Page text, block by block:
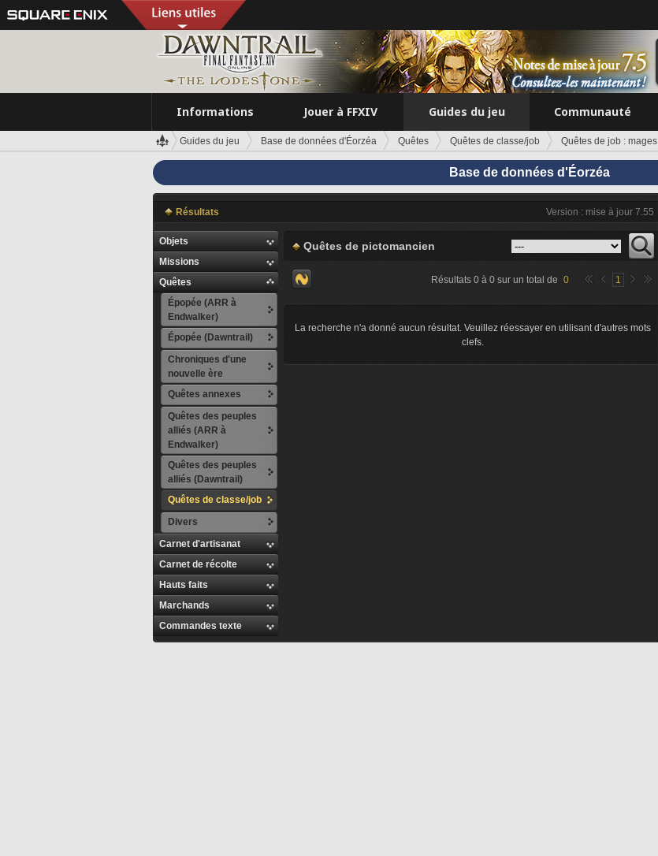
Informations Jouer à FFXIV Guides du jeu Communauté
Guides du jeu Base de données d'Éorzéa Quêtes Quêtes de classe/job Quêtes de job : mages
Base de données d'Éorzéa
Résultats Version : mise à jour 7.55
Objets
Missions
Quêtes
Épopée (ARR à
Endwalker)
Épopée (Dawntrail)
Chroniques d'une
nouvelle ère
Quêtes annexes
Quêtes des peuples
alliés (ARR à
Endwalker)
Quêtes des peuples
alliés (Dawntrail)
Quêtes de classe/job
Divers
Carnet d'artisanat
Carnet de récolte
Hauts faits
Marchands
Commandes texte
Quêtes de pictomancien
Résultats 0 à 0 sur un total de 0 1
La recherche n'a donné aucun résultat. Veuillez réessayer en utilisant d'autres mots
clefs.